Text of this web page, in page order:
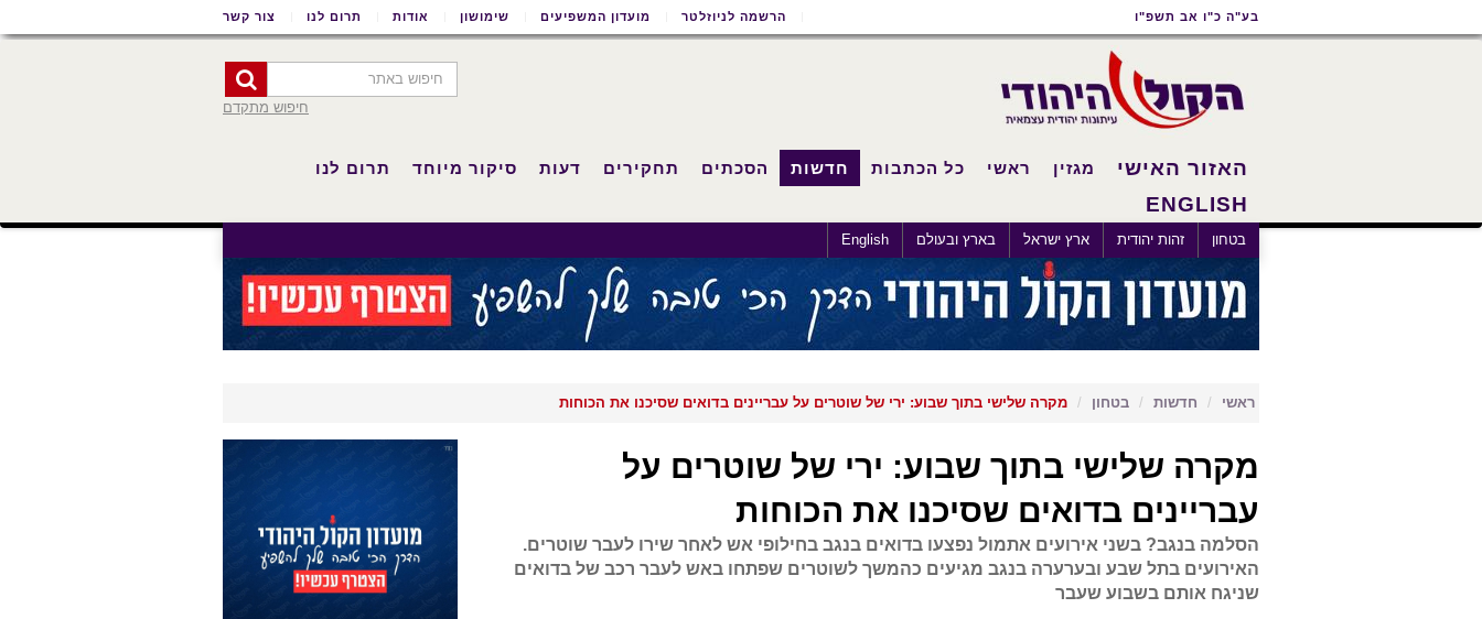
נגישות
ראשי
ראשי
בע"ה כ"ו אב תשפ"ו הרשמה לניוזלטר מועדון המשפיעים שימושון אודות תרום לנו צור קשר
חיפוש מתקדם
האזור האישי מגזין ראשי כל הכתבות חדשות
בטחון זהות יהודית ארץ ישראל בארץ ובעולם English
הסכתים תחקירים דעות סיקור מיוחד תרום לנו
ENGLISH
ראשי חדשות בטחון מקרה שלישי בתוך שבוע: ירי של שוטרים על עבריינים בדואים שסיכנו את הכוחות
מקרה שלישי בתוך שבוע: ירי של שוטרים על
עבריינים בדואים שסיכנו את הכוחות
הסלמה בנגב? בשני אירועים אתמול נפצעו בדואים בנגב בחילופי אש לאחר שירו לעבר שוטרים.
האירועים בתל שבע ובערערה בנגב מגיעים כהמשך לשוטרים שפתחו באש לעבר רכב של בדואים
שניגח אותם בשבוע שעבר